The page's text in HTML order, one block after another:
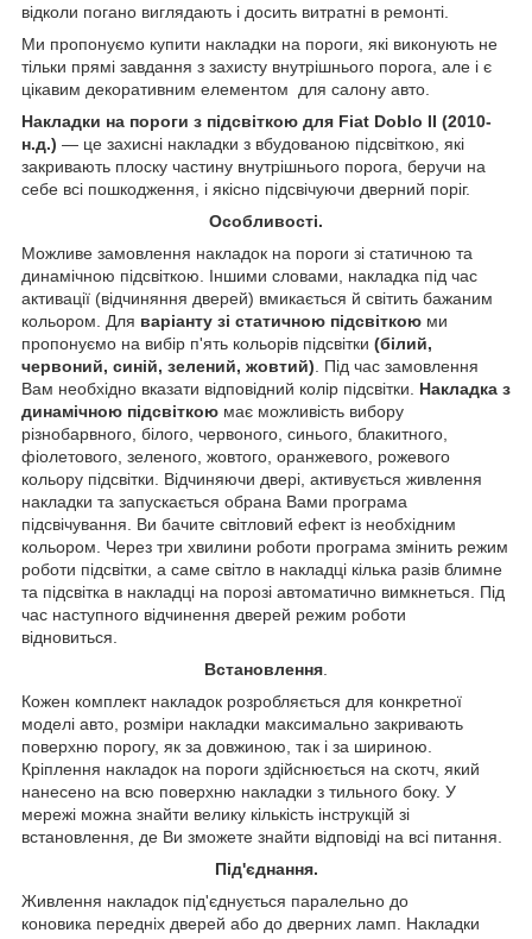
відколи погано виглядають і досить витратні в ремонті.
Ми пропонуємо купити накладки на пороги, які виконують не
тільки прямі завдання з захисту внутрішнього порога, але і є
цікавим декоративним елементом для салону авто.
Накладки на пороги з підсвіткою для Fiat Doblo II (2010-
н.д.) — це захисні накладки з вбудованою підсвіткою, які
закривають плоску частину внутрішнього порога, беручи на
себе всі пошкодження, і якісно підсвічуючи дверний поріг.
Особливості.
Можливе замовлення накладок на пороги зі статичною та
динамічною підсвіткою. Іншими словами, накладка під час
активації (відчиняння дверей) вмикається й світить бажаним
кольором. Для варіанту зі статичною підсвіткою ми
пропонуємо на вибір п'ять кольорів підсвітки (білий,
червоний, синій, зелений, жовтий) . Під час замовлення
Вам необхідно вказати відповідний колір підсвітки. Накладка з
динамічною підсвіткою має можливість вибору
різнобарвного, білого, червоного, синього, блакитного,
фіолетового, зеленого, жовтого, оранжевого, рожевого
кольору підсвітки. Відчиняючи двері, активується живлення
накладки та запускається обрана Вами програма
підсвічування. Ви бачите світловий ефект із необхідним
кольором. Через три хвилини роботи програма змінить режим
роботи підсвітки, а саме світло в накладці кілька разів блимне
та підсвітка в накладці на порозі автоматично вимкнеться. Під
час наступного відчинення дверей режим роботи
відновиться.
Встановлення
Кожен комплект накладок розробляється для конкретної
моделі авто, розміри накладки максимально закривають
поверхню порогу, як за довжиною, так і за шириною.
Кріплення накладок на пороги здійснюється на скотч, який
нанесено на всю поверхню накладки з тильного боку. У
мережі можна знайти велику кількість інструкцій зі
встановлення, де Ви зможете знайти відповіді на всі питання.
Під'єднання.
Живлення накладок під'єднується паралельно до
коновика передніх дверей або до дверних ламп. Накладки